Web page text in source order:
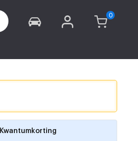
Kwantumkorting